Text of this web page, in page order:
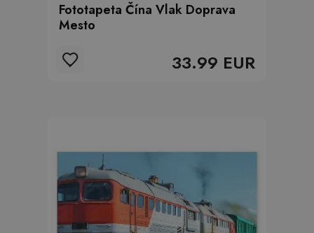
Fototapeta Čína Vlak Doprava
Mesto
33.99 EUR